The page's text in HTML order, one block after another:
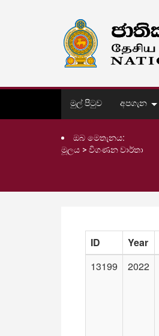
මුල් පිටුව අපගැන
ඔබ මෙතැනය:
මූලය > විගණන වාර්තා
ID Year
13199
2022